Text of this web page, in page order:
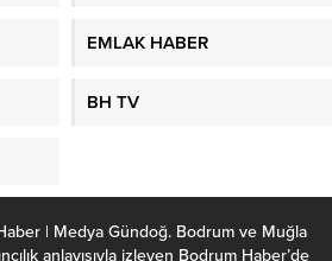
EMLAK HABER
BH TV
| Medya Gündoğ. Bodrum ve Muğla
anlayışıyla izleyen Bodrum Haber’de